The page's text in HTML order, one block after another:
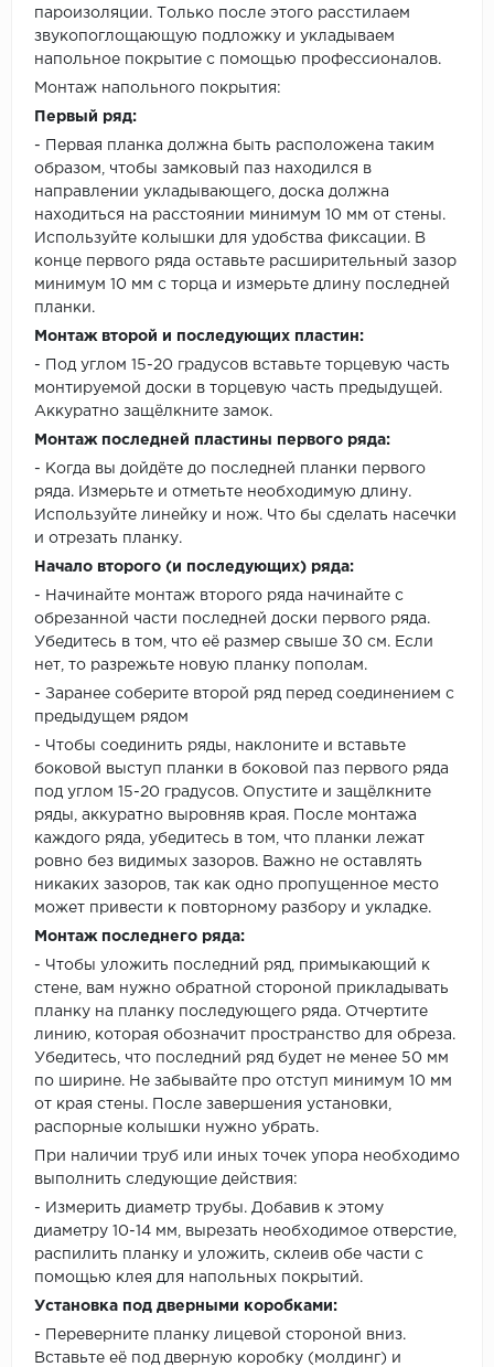
пароизоляции. Только после этого расстилаем
звукопоглощающую подложку и укладываем
напольное покрытие с помощью профессионалов.
Монтаж напольного покрытия:
Первый ряд:
- Первая планка должна быть расположена таким
образом, чтобы замковый паз находился в
направлении укладывающего, доска должна
находиться на расстоянии минимум 10 мм от стены.
Используйте колышки для удобства фиксации. В
конце первого ряда оставьте расширительный зазор
минимум 10 мм с торца и измерьте длину последней
планки.
Монтаж второй и последующих пластин:
- Под углом 15-20 градусов вставьте торцевую часть
монтируемой доски в торцевую часть предыдущей.
Аккуратно защёлкните замок.
Монтаж последней пластины первого ряда:
- Когда вы дойдёте до последней планки первого
ряда. Измерьте и отметьте необходимую длину.
Используйте линейку и нож. Что бы сделать насечки
и отрезать планку.
Начало второго (и последующих) ряда:
- Начинайте монтаж второго ряда начинайте с
обрезанной части последней доски первого ряда.
Убедитесь в том, что её размер свыше 30 см. Если
нет, то разрежьте новую планку пополам.
- Заранее соберите второй ряд перед соединением с
предыдущем рядом
- Чтобы соединить ряды, наклоните и вставьте
боковой выступ планки в боковой паз первого ряда
под углом 15-20 градусов. Опустите и защёлкните
ряды, аккуратно выровняв края. После монтажа
каждого ряда, убедитесь в том, что планки лежат
ровно без видимых зазоров. Важно не оставлять
никаких зазоров, так как одно пропущенное место
может привести к повторному разбору и укладке.
Монтаж последнего ряда:
- Чтобы уложить последний ряд, примыкающий к
стене, вам нужно обратной стороной прикладывать
планку на планку последующего ряда. Отчертите
линию, которая обозначит пространство для обреза.
Убедитесь, что последний ряд будет не менее 50 мм
по ширине. Не забывайте про отступ минимум 10 мм
от края стены. После завершения установки,
распорные колышки нужно убрать.
При наличии труб или иных точек упора необходимо
выполнить следующие действия:
- Измерить диаметр трубы. Добавив к этому
диаметру 10-14 мм, вырезать необходимое отверстие,
распилить планку и уложить, склеив обе части с
помощью клея для напольных покрытий.
Установка под дверными коробками:
- Переверните планку лицевой стороной вниз.
Вставьте её под дверную коробку (молдинг) и